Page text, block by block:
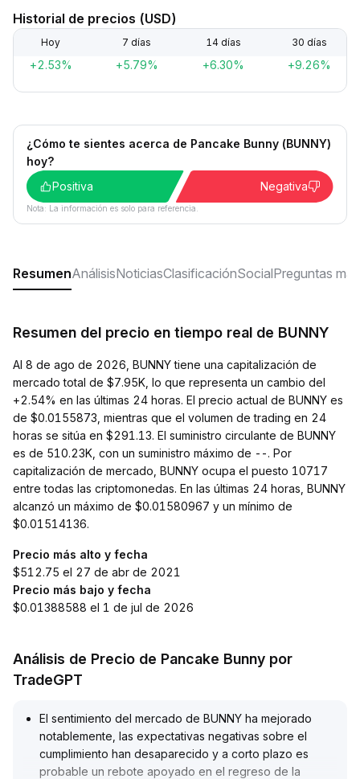
Historial de precios (USD)
Hoy 7 días 14 días 30 días
+2.53% +5.79% +6.30% +9.26%
¿Cómo te sientes acerca de Pancake Bunny (BUNNY)
hoy?
Positiva
Negativa
Nota: La información es solo para referencia.
ResumenAnálisisNoticiasClasificaciónSocialPreguntas
Resumen del precio en tiempo real de BUNNY
Al 8 de ago de 2026, BUNNY tiene una capitalización de
mercado total de $7.95K, lo que representa un cambio del
+2.54% en las últimas 24 horas. El precio actual de BUNNY es
de $0.0155873, mientras que el volumen de trading en 24
horas se sitúa en $291.13. El suministro circulante de BUNNY
es de 510.23K, con un suministro máximo de --. Por
capitalización de mercado, BUNNY ocupa el puesto 10717
entre todas las criptomonedas. En las últimas 24 horas, BUNNY
alcanzó un máximo de $0.01580967 y un mínimo de
$0.01514136.
Precio más alto y fecha
$512.75 el 27 de abr de 2021
Precio más bajo y fecha
$0.01388588 el 1 de jul de 2026
Análisis de Precio de Pancake Bunny por
TradeGPT
El sentimiento del mercado de BUNNY ha mejorado
notablemente, las expectativas negativas sobre el
cumplimiento han desaparecido y a corto plazo es
probable un rebote apoyado en el regreso de la